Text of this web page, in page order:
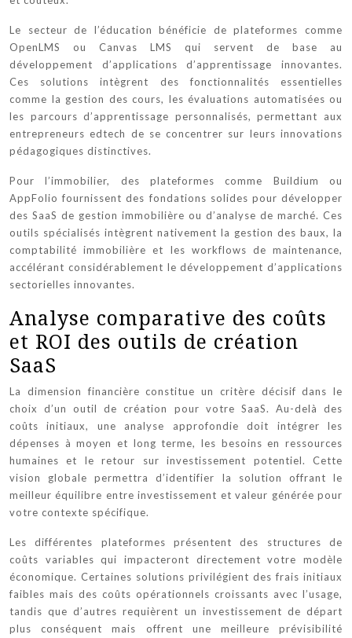
Le secteur de l’éducation bénéficie de plateformes comme
OpenLMS ou Canvas LMS qui servent de base au
développement d’applications d’apprentissage innovantes.
Ces solutions intègrent des fonctionnalités essentielles
comme la gestion des cours, les évaluations automatisées ou
les parcours d’apprentissage personnalisés, permettant aux
entrepreneurs edtech de se concentrer sur leurs innovations
pédagogiques distinctives.
Pour l’immobilier, des plateformes comme Buildium ou
AppFolio fournissent des fondations solides pour développer
des SaaS de gestion immobilière ou d’analyse de marché. Ces
outils spécialisés intègrent nativement la gestion des baux, la
comptabilité immobilière et les workflows de maintenance,
accélérant considérablement le développement d’applications
sectorielles innovantes.
Analyse comparative des coûts
et ROI des outils de création
SaaS
La dimension financière constitue un critère décisif dans le
choix d’un outil de création pour votre SaaS. Au-delà des
coûts initiaux, une analyse approfondie doit intégrer les
dépenses à moyen et long terme, les besoins en ressources
humaines et le retour sur investissement potentiel. Cette
vision globale permettra d’identifier la solution offrant le
meilleur équilibre entre investissement et valeur générée pour
votre contexte spécifique.
Les différentes plateformes présentent des structures de
coûts variables qui impacteront directement votre modèle
économique. Certaines solutions privilégient des frais initiaux
faibles mais des coûts opérationnels croissants avec l’usage,
tandis que d’autres requièrent un investissement de départ
plus conséquent mais offrent une meilleure prévisibilité